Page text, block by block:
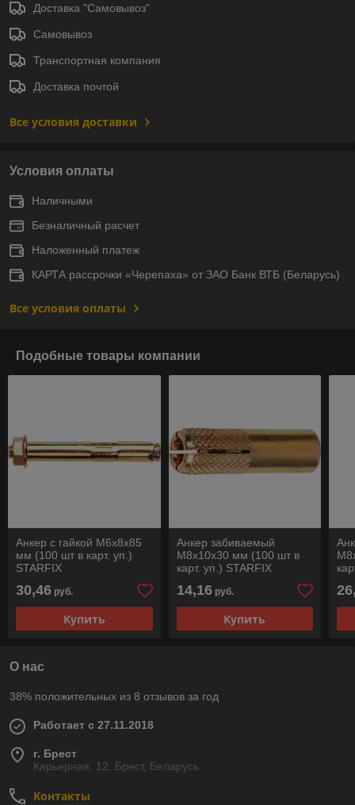
Доставка "Самовывоз"
Самовывоз
Транспортная компания
Доставка почтой
Все условия доставки
Условия оплаты
Наличными
Безналичный расчет
Наложенный платеж
КАРТА рассрочки «Черепаха» от ЗАО Банк ВТБ (Беларусь)
Все условия оплаты
Подобные товары компании
Анкер с гайкой М6х8х85
мм (100 шт в карт. уп.)
STARFIX
30,46 руб.
Купить
Анкер забиваемый
М8х10х30 мм (100 шт в
карт. уп.) STARFIX
14,16руб.
Купить
О нас
38% положительных из 8 отзывов за год
Работает с 27.11.2018
г. Брест
Карьерная, 12, Брест, Беларусь
Контакты